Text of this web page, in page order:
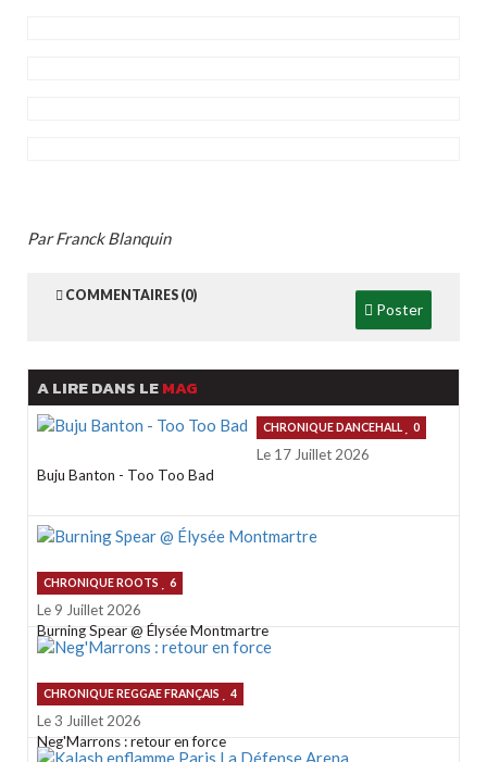
Par Franck Blanquin
COMMENTAIRES (0)
Poster
A LIRE DANS LEMAG
CHRONIQUE DANCEHALL 0
Le 17 Juillet 2026
Buju Banton - Too Too Bad
CHRONIQUE ROOTS 6
Le 9 Juillet 2026
Burning Spear @ Élysée Montmartre
CHRONIQUE REGGAE FRANÇAIS 4
Le 3 Juillet 2026
Neg'Marrons : retour en force